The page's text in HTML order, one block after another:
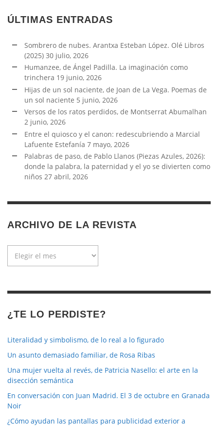
ÚLTIMAS ENTRADAS
Sombrero de nubes. Arantxa Esteban López. Olé Libros
(2025) 30 julio, 2026
Humanzee, de Ángel Padilla. La imaginación como
trinchera 19 junio, 2026
Hijas de un sol naciente, de Joan de La Vega. Poemas de
un sol naciente 5 junio, 2026
Versos de los ratos perdidos, de Montserrat Abumalhan
2 junio, 2026
Entre el quiosco y el canon: redescubriendo a Marcial
Lafuente Estefanía 7 mayo, 2026
Palabras de paso, de Pablo Llanos (Piezas Azules, 2026):
donde la palabra, la paternidad y el yo se divierten como
niños 27 abril, 2026
ARCHIVO DE LA REVISTA
¿TE LO PERDISTE?
Literalidad y simbolismo, de lo real a lo figurado
Un asunto demasiado familiar, de Rosa Ribas
Una mujer vuelta al revés, de Patricia Nasello: el arte en la
disección semántica
En conversación con Juan Madrid. El 3 de octubre en Granada
Noir
¿Cómo ayudan las pantallas para publicidad exterior a